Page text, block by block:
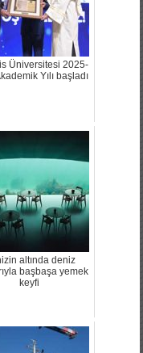
Üniversitesi 2025-
Yılı başladı
altında deniz
başbaşa yemek
keyfi